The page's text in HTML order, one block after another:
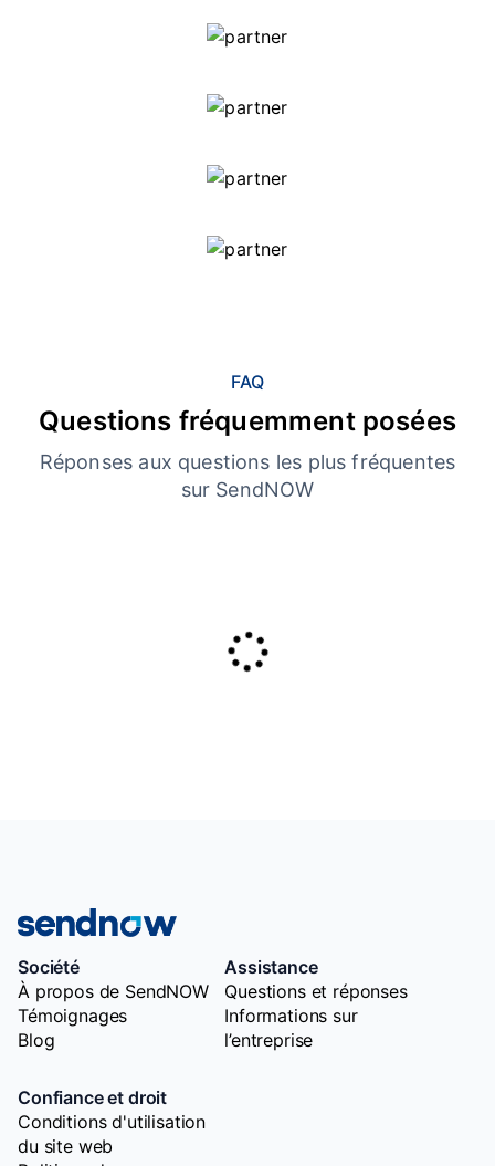
FAQ
Questions fréquemment posées
Réponses aux questions les plus fréquentes
sur SendNOW
Société
À propos de SendNOW
Témoignages
Blog
Assistance
Questions et réponses
Informations sur
l’entreprise
Confiance et droit
Conditions d'utilisation
du site web